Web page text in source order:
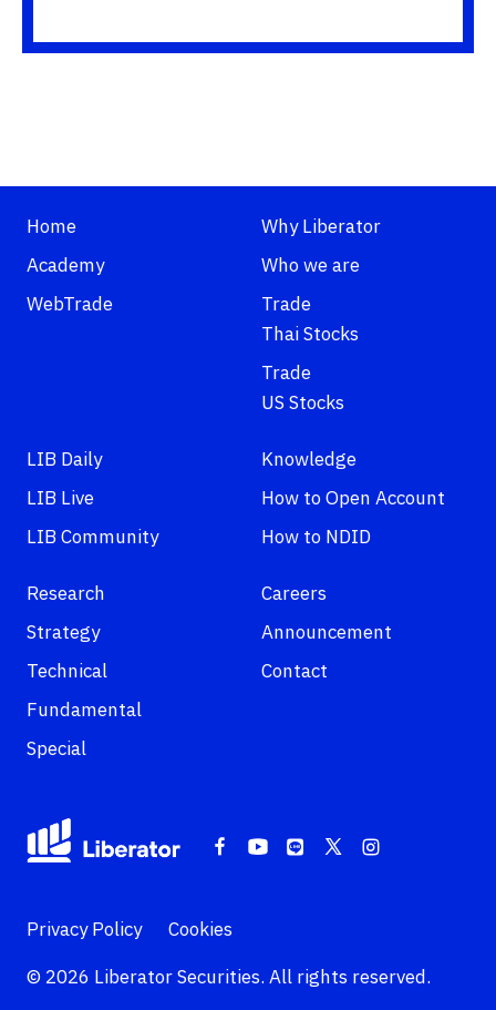
Home
Academy
WebTrade
Why Liberator
Who we are
Trade
Thai Stocks
Trade
US Stocks
LIB Daily
LIB Live
LIB Community
Knowledge
How to Open Account
How to NDID
Research
Strategy
Technical
Fundamental
Special
Careers
Announcement
Contact
Privacy Policy
Cookies
© 2026 Liberator Securities. All rights reserved.